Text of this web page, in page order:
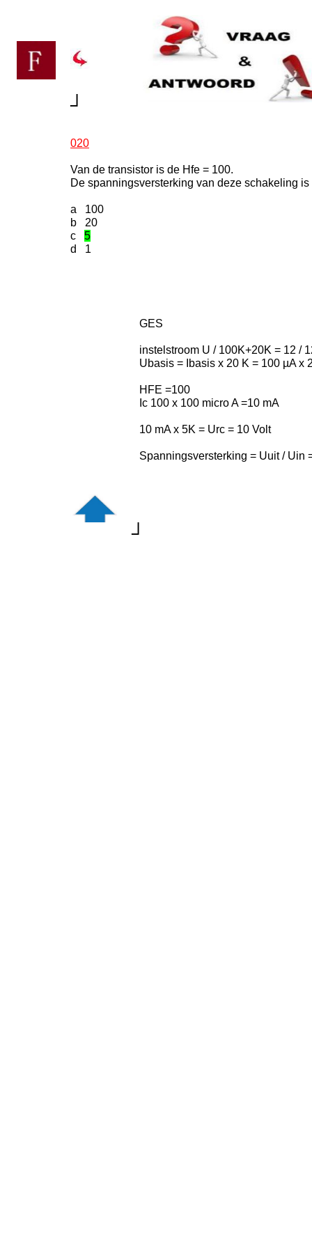
020
Van de transistor is de Hfe = 100.
De spanningsversterking van deze schakeling is
a 100
b 20
c 5
d 1
GES
instelstroom U / 100K+20K = 12 /
Ubasis = Ibasis x 20 K = 100 µA x
HFE =100
Ic 100 x 100 micro A =10 mA
10 mA x 5K = Urc = 10 Volt
Spanningsversterking = Uuit / Uin
┘
┘